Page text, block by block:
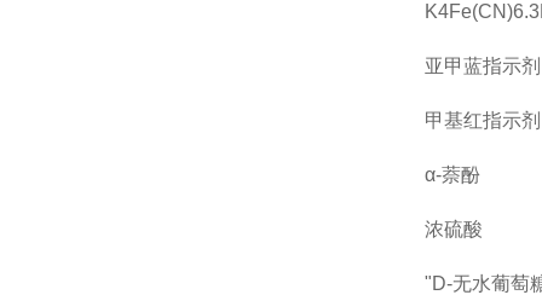
亚甲蓝指示剂
甲基红指示剂
α-萘酚
浓硫酸
"D-无水葡萄